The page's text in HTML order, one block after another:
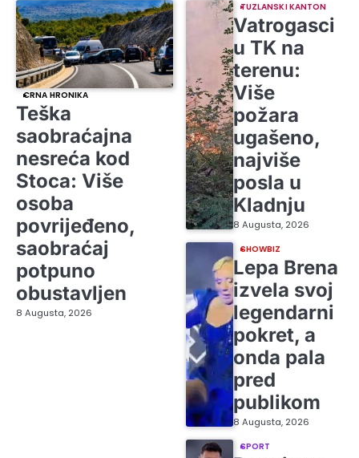
CRNA HRONIKA
Teška
saobraćajna
nesreća kod
Stoca: Više
osoba
povrijeđeno,
saobraćaj
potpuno
obustavljen
8 Augusta, 2026
TUZLANSKI KANTON
Vatrogasci
u TK na
terenu:
Više
požara
ugašeno,
najviše
posla u
Kladnju
8 Augusta, 2026
SHOWBIZ
Lepa Brena
izvela svoj
legendarni
pokret, a
onda pala
pred
publikom
8 Augusta, 2026
SPORT